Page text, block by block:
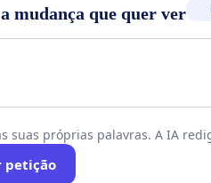
mudança que quer ver
suas próprias palavras. A IA
petição